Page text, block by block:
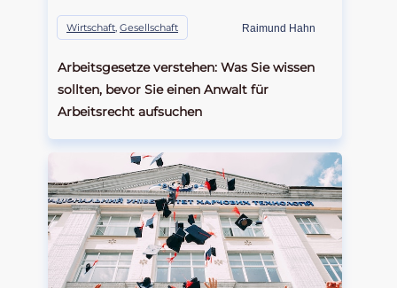
Wirtschaft, Gesellschaft Raimund Hahn
Arbeitsgesetze verstehen: Was Sie wissen
sollten, bevor Sie einen Anwalt für
Arbeitsrecht aufsuchen